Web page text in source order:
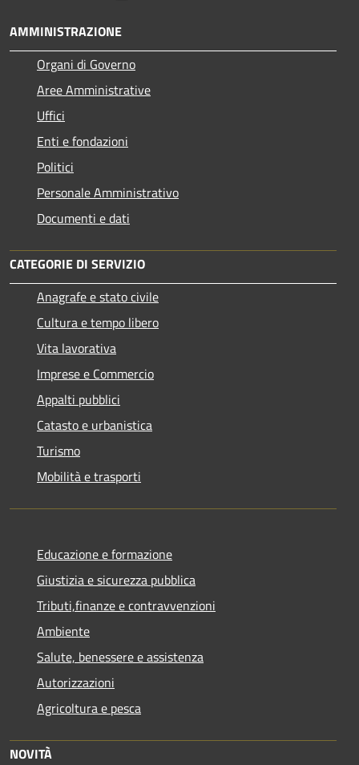
AMMINISTRAZIONE
Organi di Governo
Aree Amministrative
Uffici
Enti e fondazioni
Politici
Personale Amministrativo
Documenti e dati
CATEGORIE DI SERVIZIO
Anagrafe e stato civile
Cultura e tempo libero
Vita lavorativa
Imprese e Commercio
Appalti pubblici
Catasto e urbanistica
Turismo
Mobilità e trasporti
Educazione e formazione
Giustizia e sicurezza pubblica
Tributi,finanze e contravvenzioni
Ambiente
Salute, benessere e assistenza
Autorizzazioni
Agricoltura e pesca
NOVITÀ